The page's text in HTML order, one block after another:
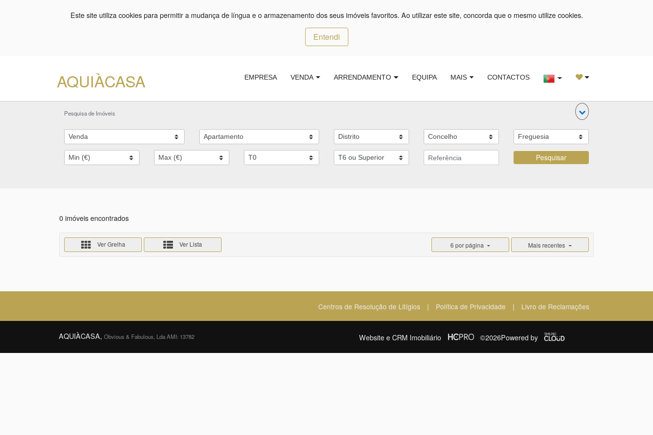
Este site utiliza cookies para permitir a mudança de língua e o armazenamento dos seus imóveis favoritos. Ao utilizar este site, concorda que o mesmo utilize cookies.
Entendi
AQUIÀCASA EMPRESA VENDA ARRENDAMENTO EQUIPA MAIS CONTACTOS
Pesquisa de Imóveis
Pesquisar
0 imóveis encontrados
Ver Grelha Ver Lista 6 por página Mais recentes
Centros de Resolução de Litígios | Política de Privacidade | Livro de Reclamações
AQUIÀCASA, Obvious & Fabulous, Lda AMI: 13782 Website e CRM Imobiliário ©2026Powered by